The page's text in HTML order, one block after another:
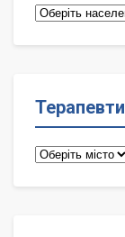
Сімейні
Терапевти
Терапевти